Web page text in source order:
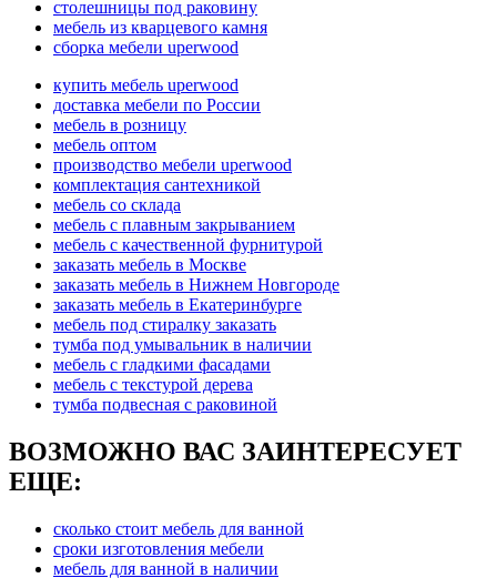
столешницы под раковину
мебель из кварцевого камня
сборка мебели uperwood
купить мебель uperwood
доставка мебели по России
мебель в розницу
мебель оптом
производство мебели uperwood
комплектация сантехникой
мебель со склада
мебель с плавным закрыванием
мебель с качественной фурнитурой
заказать мебель в Москве
заказать мебель в Нижнем Новгороде
заказать мебель в Екатеринбурге
мебель под стиралку заказать
тумба под умывальник в наличии
мебель с гладкими фасадами
мебель с текстурой дерева
тумба подвесная с раковиной
ВОЗМОЖНО ВАС ЗАИНТЕРЕСУЕТ
ЕЩЕ:
сколько стоит мебель для ванной
сроки изготовления мебели
мебель для ванной в наличии